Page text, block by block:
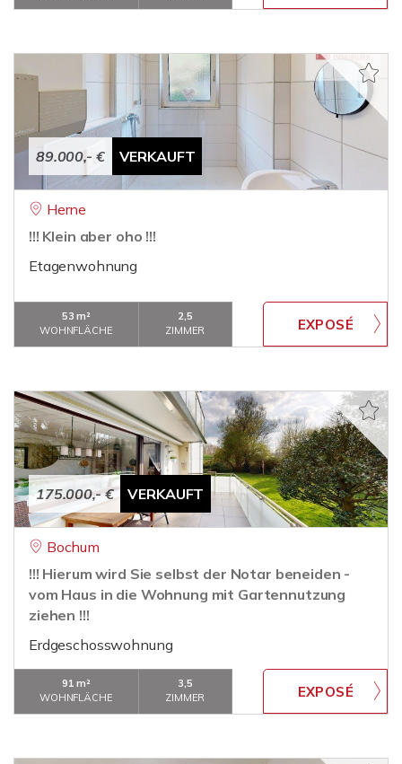
89.000,- € VERKAUFT
Herne
!!! Klein aber oho !!!
Etagenwohnung
53 m²
WOHNFLÄCHE
2,5
ZIMMER
175.000,- € VERKAUFT
Bochum
!!! Hierum wird Sie selbst der Notar beneiden -
vom Haus in die Wohnung mit Gartennutzung
ziehen !!!
Erdgeschosswohnung
91 m²
WOHNFLÄCHE
3,5
ZIMMER